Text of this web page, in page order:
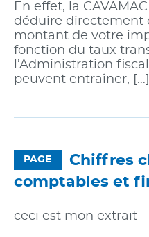
En effet, la
déduire directement
montant de votre
fonction du taux
l’Administration
peuvent entraîner, […]
PAGE Chiffres
comptables et
ceci est mon extrait